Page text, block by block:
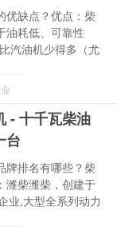
优缺点？优点：柴
油耗低、可靠性
汽油机少得多（尤
- 十千瓦柴油
台
牌排名有哪些？柴
潍柴潍柴，创建于
业,大型全系列动力